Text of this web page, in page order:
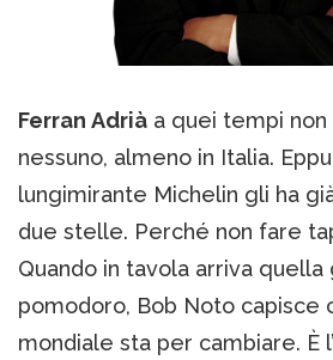
Ferran Adrià a quei tempi
nessuno, almeno in Italia.
lungimirante Michelin gli ha
due stelle. Perché non fare
Quando in tavola arriva quella
pomodoro, Bob Noto capisce
mondiale sta per cambiare. È